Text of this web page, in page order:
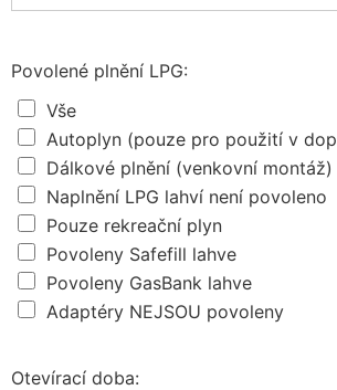
Povolené plnění LPG:
Vše
Autoplyn (pouze pro použití v
Dálkové plnění (venkovní montáž)
Naplnění LPG lahví není povoleno
Pouze rekreační plyn
Povoleny Safefill lahve
Povoleny GasBank lahve
Adaptéry NEJSOU povoleny
Otevírací doba: